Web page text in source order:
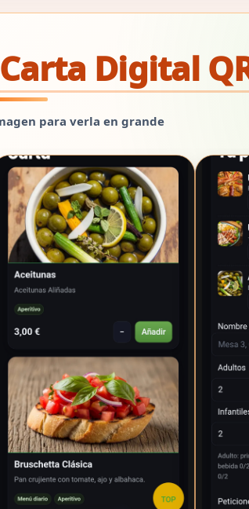
Carta Digital
para verla en grande